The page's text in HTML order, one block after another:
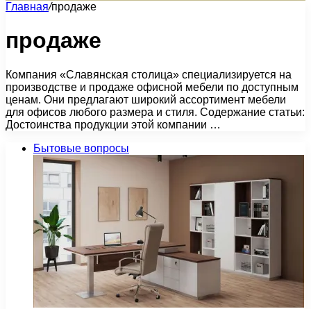
Главная/продаже
продаже
Компания «Славянская столица» специализируется на
производстве и продаже офисной мебели по доступным
ценам. Они предлагают широкий ассортимент мебели
для офисов любого размера и стиля. Содержание статьи:
Достоинства продукции этой компании …
Бытовые вопросы